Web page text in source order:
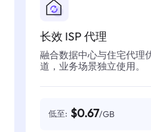
长效 ISP 代理
融合数据中心与住宅代理
道，业务场景独立使用。
低至: $0.67/GB